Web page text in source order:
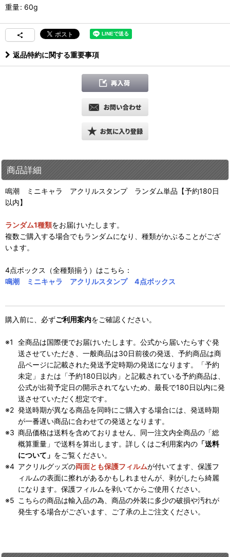
重量: 60g
返品特約に関する重要事項
商品詳細
鳴潮 ミニキャラ アクリルスタンプ ランダム単品【予約180日
以内】
ランダム1種類をお届けいたします。
複数ご購入する場合でもランダムになり、種類がかぶることがござ
います。
4点ボックス（全種類揃う）はこちら：
鳴潮 ミニキャラ アクリルスタンプ 4点ボックス
購入前に、必ずご利用案内をご確認ください。
全商品は国際便でお届けいたします。公式から届いたらすぐ発
送させていただき、一般商品は30日前後の発送、予約商品は商
品ページに記載された発送予定時期の発送になります。「予約
未定」または「予約180日以内」と記載されている予約商品は、
公式が出荷予定日の開示されてないため、最長で180日以内に発
送させていただく想定です。
発送時期が異なる商品を同時にご購入する場合には、発送時期
が一番遅い商品に合わせての発送となります。
商品価格は送料を含めておりません、同一注文内全商品の「総
概算重量」で送料を算出します。詳しくはご利用案内の 「送料
について」 をご覧ください。
アクリルグッズの両面とも保護フィルムが付いてます、保護フ
ィルムの表面に擦れがあるかもしれませんが、剥がしたら綺麗
になります。保護フィルムを剥いてからご使用ください。
こちらの商品は輸入品の為、商品の外装に多少の破損や汚れが
発生する場合がございます、ご了承の上ご注文ください。